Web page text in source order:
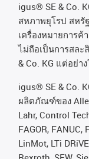
igus® SE & Co.
สหภาพยุโรป สหรั
เครื่องหมายการค้า
ไม่ถือเป็นการสล
& Co. KG แต่อย่าง
igus® SE & Co.
ผลิตภัณฑ์ของ
Lahr, Control
FAGOR,
LinMot, LTi